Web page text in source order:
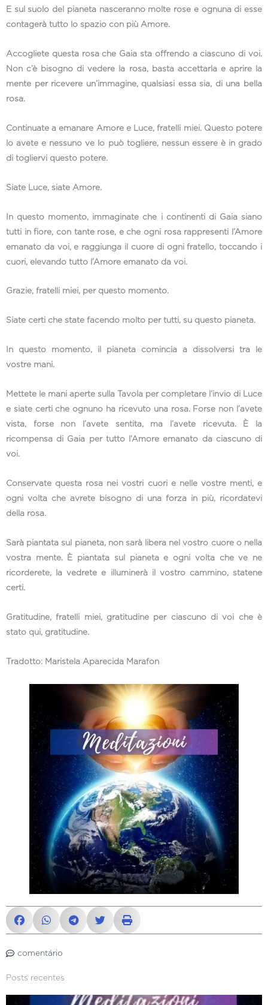
E sul suolo del pianeta nasceranno molte rose e ognuna di esse
contagerà tutto lo spazio con più Amore.
Accogliete questa rosa che Gaia sta offrendo a ciascuno di voi.
Non c’è bisogno di vedere la rosa, basta accettarla e aprire la
mente per ricevere un’immagine, qualsiasi essa sia, di una bella
rosa.
Continuate a emanare Amore e Luce, fratelli miei. Questo potere
lo avete e nessuno ve lo può togliere, nessun essere è in grado
di togliervi questo potere.
Siate Luce, siate Amore.
In questo momento, immaginate che i continenti di Gaia siano
tutti in fiore, con tante rose, e che ogni rosa rappresenti l’Amore
emanato da voi, e raggiunga il cuore di ogni fratello, toccando i
cuori, elevando tutto l’Amore emanato da voi.
Grazie, fratelli miei, per questo momento.
Siate certi che state facendo molto per tutti, su questo pianeta.
In questo momento, il pianeta comincia a dissolversi tra le
vostre mani.
Mettete le mani aperte sulla Tavola per completare l’invio di Luce
e siate certi che ognuno ha ricevuto una rosa. Forse non l’avete
vista, forse non l’avete sentita, ma l’avete ricevuta. È la
ricompensa di Gaia per tutto l’Amore emanato da ciascuno di
voi.
Conservate questa rosa nei vostri cuori e nelle vostre menti, e
ogni volta che avrete bisogno di una forza in più, ricordatevi
della rosa.
Sarà piantata sul pianeta, non sarà libera nel vostro cuore o nella
vostra mente. È piantata sul pianeta e ogni volta che ve ne
ricorderete, la vedrete e illuminerà il vostro cammino, statene
certi.
Gratitudine, fratelli miei, gratitudine per ciascuno di voi che è
stato qui, gratitudine.
Tradotto: Maristela Aparecida Marafon
comentário
Posts recentes